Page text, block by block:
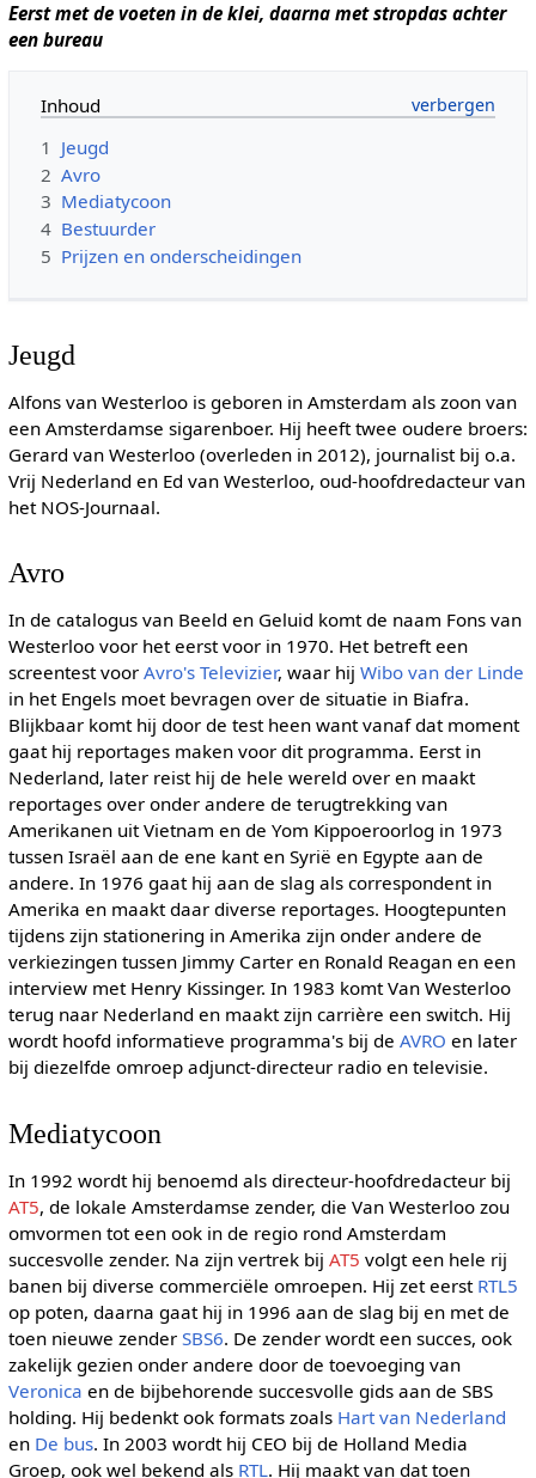
Eerst met de voeten in de klei, daarna met stropdas achter
een bureau
Inhoud
1 Jeugd
2 Avro
3 Mediatycoon
4 Bestuurder
5 Prijzen en onderscheidingen
Jeugd
Alfons van Westerloo is geboren in Amsterdam als zoon van
een Amsterdamse sigarenboer. Hij heeft twee oudere broers:
Gerard van Westerloo (overleden in 2012), journalist bij o.a.
Vrij Nederland en Ed van Westerloo, oud-hoofdredacteur van
het NOS-Journaal.
Avro
In de catalogus van Beeld en Geluid komt de naam Fons van
Westerloo voor het eerst voor in 1970. Het betreft een
screentest voor Avro's Televizier, waar hij Wibo van der Linde
in het Engels moet bevragen over de situatie in Biafra.
Blijkbaar komt hij door de test heen want vanaf dat moment
gaat hij reportages maken voor dit programma. Eerst in
Nederland, later reist hij de hele wereld over en maakt
reportages over onder andere de terugtrekking van
Amerikanen uit Vietnam en de Yom Kippoeroorlog in 1973
tussen Israël aan de ene kant en Syrië en Egypte aan de
andere. In 1976 gaat hij aan de slag als correspondent in
Amerika en maakt daar diverse reportages. Hoogtepunten
tijdens zijn stationering in Amerika zijn onder andere de
verkiezingen tussen Jimmy Carter en Ronald Reagan en een
interview met Henry Kissinger. In 1983 komt Van Westerloo
terug naar Nederland en maakt zijn carrière een switch. Hij
wordt hoofd informatieve programma's bij de AVRO en later
bij diezelfde omroep adjunct-directeur radio en televisie.
Mediatycoon
In 1992 wordt hij benoemd als directeur-hoofdredacteur bij
AT5, de lokale Amsterdamse zender, die Van Westerloo zou
omvormen tot een ook in de regio rond Amsterdam
succesvolle zender. Na zijn vertrek bij AT5 volgt een hele rij
banen bij diverse commerciële omroepen. Hij zet eerst RTL5
op poten, daarna gaat hij in 1996 aan de slag bij en met de
toen nieuwe zender SBS6. De zender wordt een succes, ook
zakelijk gezien onder andere door de toevoeging van
Veronica en de bijbehorende succesvolle gids aan de SBS
holding. Hij bedenkt ook formats zoals Hart van Nederland
en De bus. In 2003 wordt hij CEO bij de Holland Media
Groep, ook wel bekend als RTL. Hij maakt van dat toen